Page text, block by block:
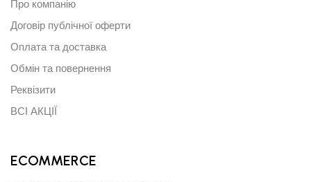
Про компанію
Договір публічної оферти
Оплата та доставка
Обмін та повернення
Реквізити
ВСІ АКЦІЇ
ECOMMERCE